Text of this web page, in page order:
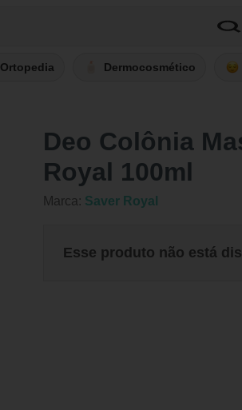
Ortopedia Dermocosmético
Deo Colônia
Royal 100ml
Marca: Saver Royal
Esse produto não está